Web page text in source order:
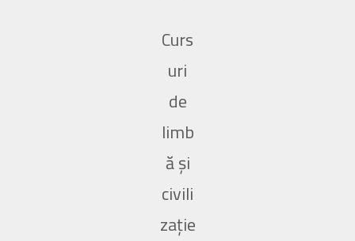
Curs
uri
de
limb
ă și
civili
zație